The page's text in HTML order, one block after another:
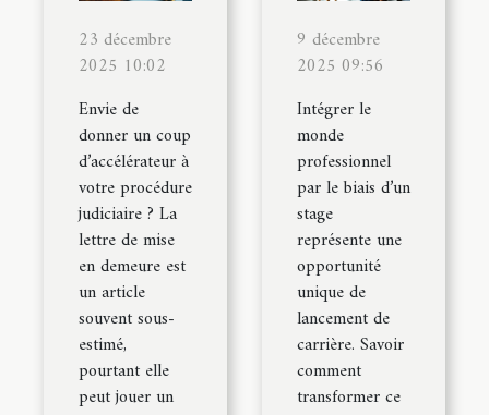
23 décembre
2025 10:02
Envie de
donner un coup
d’accélérateur à
votre procédure
judiciaire ? La
lettre de mise
en demeure est
un article
souvent sous-
estimé,
pourtant elle
peut jouer un
9 décembre
2025 09:56
Intégrer le
monde
professionnel
par le biais d’un
stage
représente une
opportunité
unique de
lancement de
carrière. Savoir
comment
transformer ce